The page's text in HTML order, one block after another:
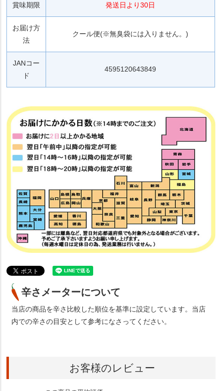
賞味期限 発送日より30日
お届け方
法
クール便(※無臭袋には入りません。)
JANコー
ド
4595120643849
辛さメーターについて
当店の商品を辛さ比較した順位を基準に設定しています。当店
内での辛さの目安として参考になさってください。
お客様のレビュー